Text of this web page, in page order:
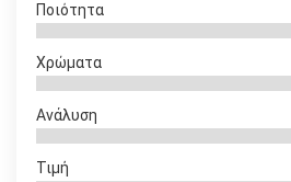
Ποιότητα
Χρώματα
Ανάλυση
Τιμή